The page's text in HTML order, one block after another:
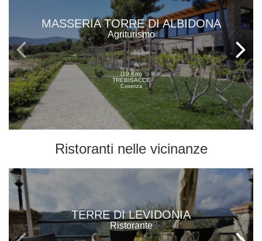
MASSERIA TORRE DI ALBIDONA
Agriturismo
(19 Km)
TREBISACCE
Cosenza
Ristoranti nelle vicinanze
TERRE DI LEVIDONIA
Ristorante